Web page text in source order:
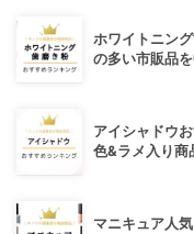
ホワイトニン
の多い市販品
アイシャドウ
色&ラメ入り商
マニキュア人